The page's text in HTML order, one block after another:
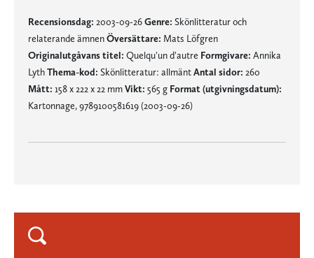
Recensionsdag: 2003-09-26Genre: Skönlitteratur och
relaterande ämnenÖversättare: Mats Löfgren
Originalutgåvans titel: Quelqu'un d'autre Formgivare: Annika
LythThema-kod: Skönlitteratur: allmäntAntal sidor: 260
Mått: 158 x 222 x 22 mmVikt: 565 g Format (utgivningsdatum):
Kartonnage, 9789100581619 (2003-09-26)